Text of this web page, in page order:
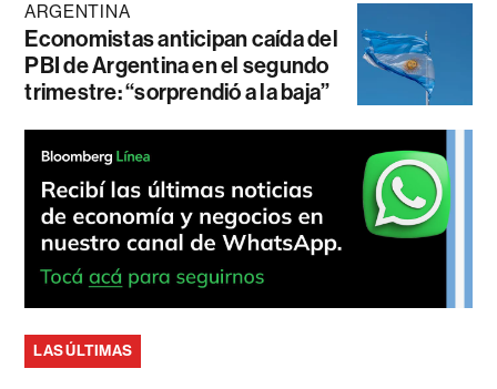
ARGENTINA
Economistas anticipan caída del
PBI de Argentina en el segundo
trimestre: “sorprendió a la baja”
LAS ÚLTIMAS